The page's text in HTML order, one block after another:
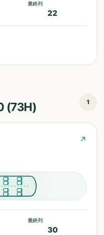
最終列
22
(73H) 1
↗
最終列
30